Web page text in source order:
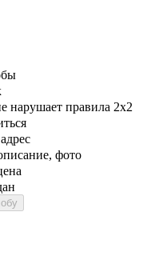
нарушает правила 2x2
фото